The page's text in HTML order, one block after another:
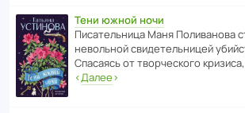
Тени южной ночи
Писа­тель­ница Маня Поли­ва­нова
невольной свиде­тель­ницей
Спасаясь от твор­че­с­кого
‹Далее›